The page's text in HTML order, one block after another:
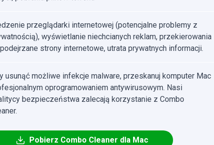
przeglądarki internetowej (potencjalne problemy z
wyświetlanie niechcianych reklam, przekierowania
strony internetowe, utrata prywatnych informacji.
usunąć możliwe infekcje malware, przeskanuj komputer Mac
oprogramowaniem antywirusowym. Nasi
bezpieczeństwa zalecają korzystanie z Combo
Pobierz Combo Cleaner dla Mac